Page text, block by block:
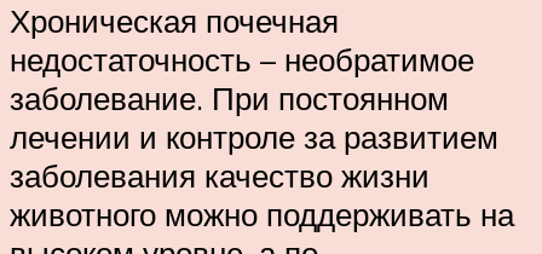
Хроническая почечная
недостаточность – необратимое
заболевание. При постоянном
лечении и контроле за развитием
заболевания качество жизни
животного можно поддерживать на